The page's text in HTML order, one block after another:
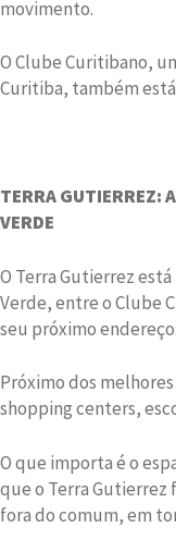
movimento.
O Clube Curitibano,
Curitiba, também
TERRA GUTIERREZ:
VERDE
O Terra Gutierrez
Verde, entre o Clube
seu próximo
Próximo dos
shopping centers,
O que importa é o
que o Terra
fora do comum, em